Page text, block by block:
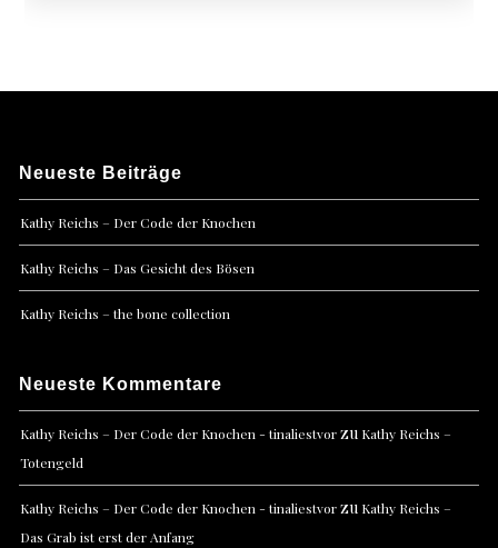
Neueste Beiträge
Kathy Reichs – Der Code der Knochen
Kathy Reichs – Das Gesicht des Bösen
Kathy Reichs – the bone collection
Neueste Kommentare
Kathy Reichs – Der Code der Knochen - tinaliestvorzu Kathy Reichs –
Totengeld
Kathy Reichs – Der Code der Knochen - tinaliestvorzu Kathy Reichs –
Das Grab ist erst der Anfang